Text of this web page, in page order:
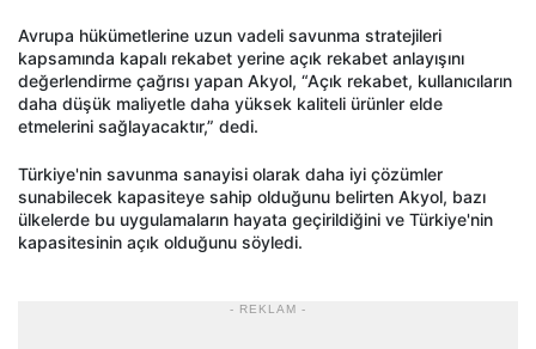
Avrupa hükümetlerine uzun vadeli savunma stratejileri
kapsamında kapalı rekabet yerine açık rekabet anlayışını
değerlendirme çağrısı yapan Akyol, “Açık rekabet, kullanıcıların
daha düşük maliyetle daha yüksek kaliteli ürünler elde
etmelerini sağlayacaktır,” dedi.
Türkiye'nin savunma sanayisi olarak daha iyi çözümler
sunabilecek kapasiteye sahip olduğunu belirten Akyol, bazı
ülkelerde bu uygulamaların hayata geçirildiğini ve Türkiye'nin
kapasitesinin açık olduğunu söyledi.
- REKLAM -